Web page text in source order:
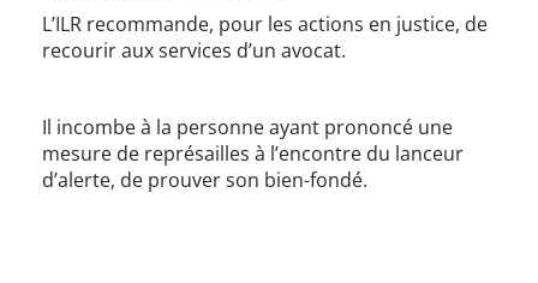
L’ILR recommande, pour les actions en justice, de
recourir aux services d’un avocat.
Il incombe à la personne ayant prononcé une
mesure de représailles à l’encontre du lanceur
d’alerte, de prouver son bien-fondé.